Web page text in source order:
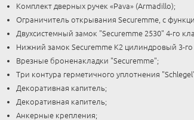
Комплект дверных ручек «Pava» (Armadillo);
Ограничитель открывания Securemme, с
Двухсистемный замок "Securemme 2530" 4-го
Нижний замок Securemme K2 цилиндровый 3-
Врезные броненакладки "Securemme";
Три контура герметичного уплотнения
Декоративная капитель;
Декоративная капитель;
Анкерные крепления;